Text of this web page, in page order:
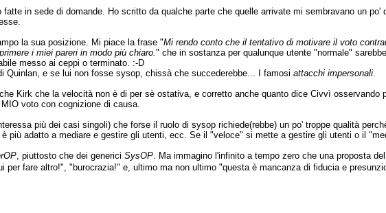
fatte in sede di domande. Ho scritto da qualche parte che quelle arrivate mi sembravano un
la sua posizione. Mi piace la frase "Mi rendo conto che il tentativo di motivare il voto
i miei pareri in modo più chiaro." che in sostanza per qualunque utente "normale"
messo ai ceppi o terminato. :-D
Quinlan, e se lui non fosse sysop, chissà che succederebbe... I famosiattacchi impersonali
Kirk che la velocità non è di per sè ostativa, e corretto anche quanto dice Civvì osservando
voto con cognizione di causa.
più dei casi singoli) che forse il ruolo di sysop richiede(rebbe) un po' troppe qualità
più adatto a mediare e gestire gli utenti, ecc. Se il "veloce" si mette a gestire gli utenti o il
, piuttosto che dei genericiSysOP . Ma immagino l'infinito a tempo zero che una proposta
per fare altro!", "burocrazia!" e, ultimo ma non ultimo "questa è mancanza di fiducia e